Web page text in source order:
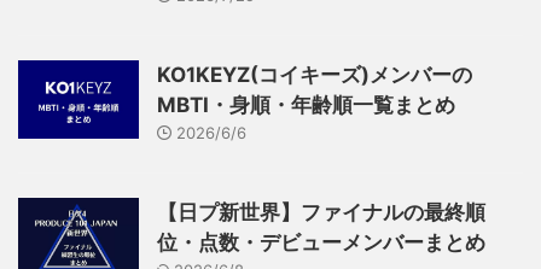
KO1KEYZ(コイキーズ)メンバーの
MBTI・身順・年齢順一覧まとめ
2026/6/6
【日プ新世界】ファイナルの最終順
位・点数・デビューメンバーまとめ